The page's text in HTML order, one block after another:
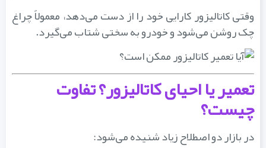
وقتی کاتالیزور کارایی خود را از دست می‌دهد، معمولاً چراغ
چک روشن می‌شود و خودرو به سختی شتاب می‌گیرد.
تعمیر یا احیای کاتالیزور؟ تفاوت
چیست؟
در بازار دو اصطلاح زیاد شنیده می‌شود: